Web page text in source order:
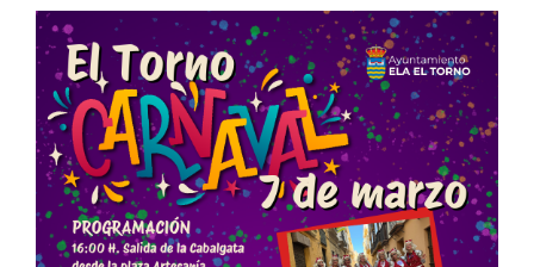
TRANSPARENCIA